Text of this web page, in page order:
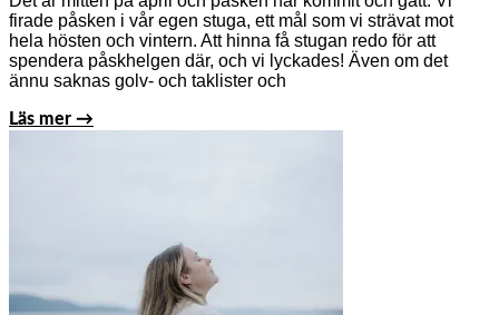
firade påsken i vår egen stuga, ett mål som vi strävat mot
hela hösten och vintern. Att hinna få stugan redo för att
spendera påskhelgen där, och vi lyckades! Även om det
ännu saknas golv- och taklister och
Läs mer →